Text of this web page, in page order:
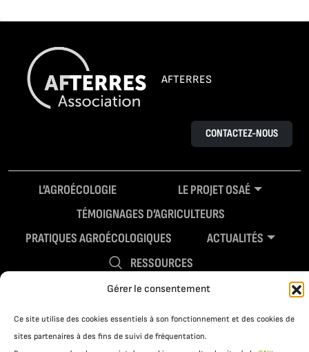
Gérer le consentement
Ce site utilise des cookies essentiels à son fonctionnement et des cookies de
sites partenaires à des fins de suivi de fréquentation.
AFTERRES
CONTACTEZ-NOUS
L’AGROÉCOLOGIE
LE PROJET OSAÉ
TÉMOIGNAGES D’AGRICULTEURS
PRATIQUES AGROÉCOLOGIQUES
ACTUALITÉS
RESSOURCES